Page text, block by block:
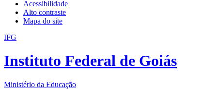
Acessibilidade
Alto contraste
Mapa do site
IFG
Instituto Federal de Goiás
Ministério da Educação